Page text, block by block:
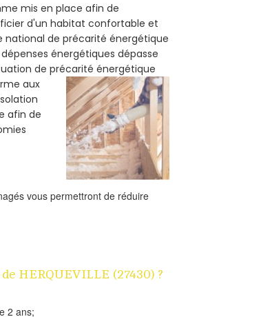
mis en place afin de
d'un habitat confortable et
national de précarité énergétique
énergétiques dépasse
de précarité énergétique
aux
afin de
vous permettront de réduire
HERQUEVILLE (27430) ?
2 ans;